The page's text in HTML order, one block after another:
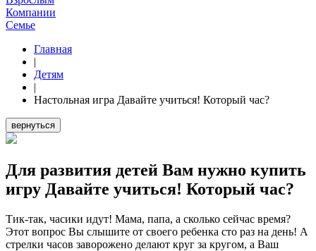
Компании
Семье
Главная
|
Детям
|
Настольная игра Давайте учиться! Который час?
вернуться
Для развития детей Вам нужно купить
игру Давайте учиться! Который час?
Тик-так, часики идут! Мама, папа, а сколько сейчас время?
Этот вопрос Вы слышите от своего ребенка сто раз на день! А
стрелки часов заворожено делают круг за кругом, а Ваш